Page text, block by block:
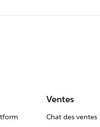
Ventes
Chat des ventes